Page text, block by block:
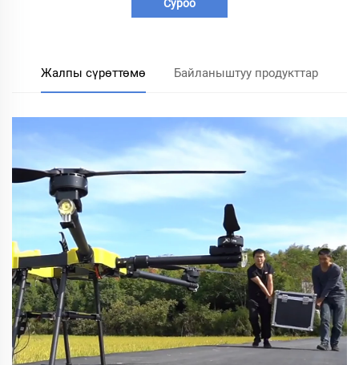
Суроо
Жалпы сүрөттөмө Байланыштуу продукттар